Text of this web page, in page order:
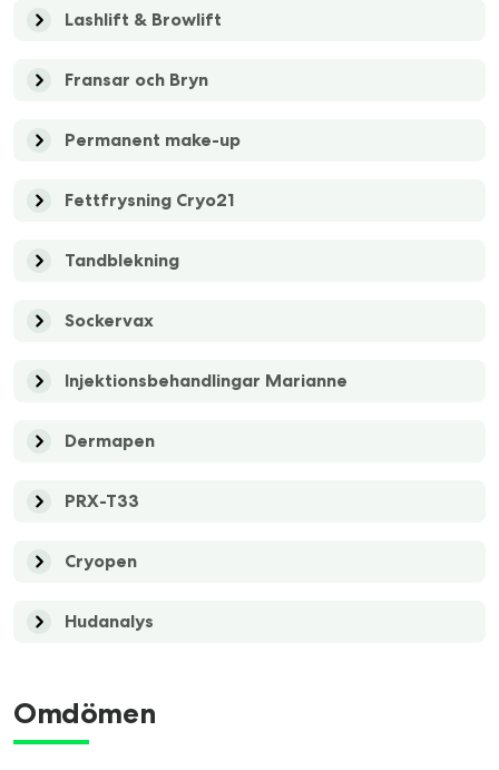
Lashlift & Browlift
Fransar och Bryn
Permanent make-up
Fettfrysning Cryo21
Tandblekning
Sockervax
Injektionsbehandlingar Marianne
Dermapen
PRX-T33
Cryopen
Hudanalys
Omdömen